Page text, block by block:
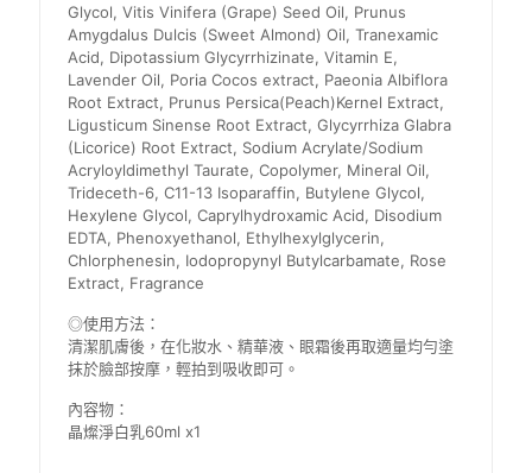
Glycol, Vitis Vinifera (Grape) Seed Oil, Prunus
Amygdalus Dulcis (Sweet Almond) Oil, Tranexamic
Acid, Dipotassium Glycyrrhizinate, Vitamin E,
Lavender Oil, Poria Cocos extract, Paeonia Albiflora
Root Extract, Prunus Persica(Peach)Kernel Extract,
Ligusticum Sinense Root Extract, Glycyrrhiza Glabra
(Licorice) Root Extract, Sodium Acrylate/Sodium
Acryloyldimethyl Taurate, Copolymer, Mineral Oil,
Trideceth-6, C11-13 Isoparaffin, Butylene Glycol,
Hexylene Glycol, Caprylhydroxamic Acid, Disodium
EDTA, Phenoxyethanol, Ethylhexylglycerin,
Chlorphenesin, Iodopropynyl Butylcarbamate, Rose
Extract, Fragrance
◎使用方法：
清潔肌膚後，在化妝水、精華液、眼霜後再取適量均勻塗
抹於臉部按摩，輕拍到吸收即可。
內容物：
晶燦淨白乳60ml x1